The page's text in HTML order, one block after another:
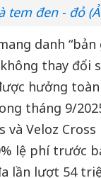
tem đen - đỏ
danh “bản
thay đổi
hưởng
tháng 9/
và Veloz
lệ phí trước
lần lượt 54